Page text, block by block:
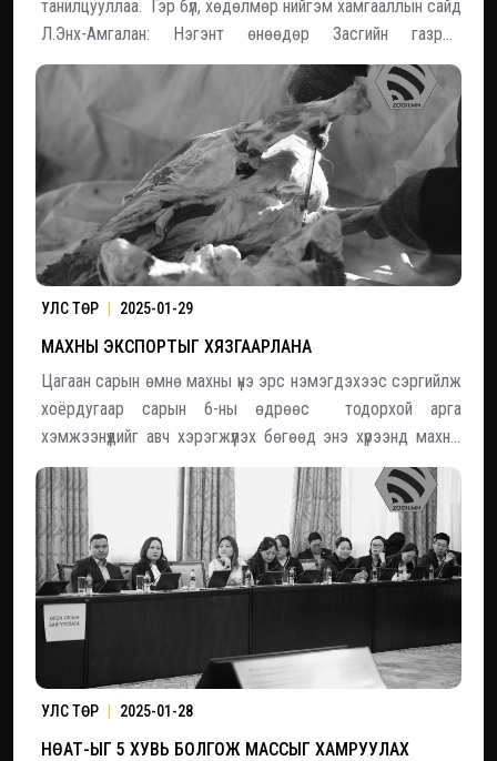
танилцууллаа. Гэр бүл, хөдөлмөр нийгэм хамгааллын сайд
Л.Энх-Амгалан: Нэгэнт өнөөдөр Засгийн газрын
хуралдаанаар аймаг, орон нутгийн ИТХ өөрсдөө
хариуцаад үндэсний спортыг зохион байгуулах
зохицуулалт гарсан учир үүнтэй уялдуулан өмнө нь гарса
УЛС ТӨР 2025-01-29
МАХНЫ ЭКСПОРТЫГ ХЯЗГААРЛАНА
Цагаан сарын өмнө махны үнэ эрс нэмэгдэхээс сэргийлж
хоёрдугаар сарын 6-ны өдрөөс тодорхой арга
хэмжээнүүдийг авч хэрэгжүүлэх бөгөөд энэ хүрээнд махны
экспортыг тодорхой хугацаанд хязгаарлана.
УЛС ТӨР 2025-01-28
НӨАТ-ЫГ 5 ХУВЬ БОЛГОЖ МАССЫГ ХАМРУУЛАХ